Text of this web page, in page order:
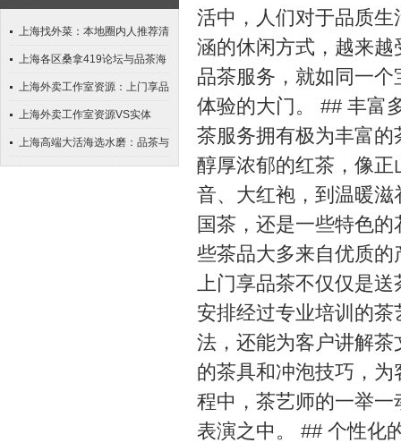
上海找外菜：本地圈内人推荐清
单_96
上海各区桑拿419论坛与品茶海
选工作室测评_75
上海外卖工作室资源：上门享品
茶的宝藏库
上海外卖工作室资源VS实体
店：价格谁更实惠？
上海高端大活海选水磨：品茶与
SPA的融合，身心双重放松的秘
活中，人们对于品质
涵的休闲方式，越来
品茶服务，就如同一
体验的大门。 ## 丰富
茶服务拥有极为丰富
醇厚浓郁的红茶，像
音、大红袍，到温暖
国茶，还是一些特色
些茶品大多来自优质
上门享品茶不仅仅是
安排经过专业培训的
法，还能为客户讲解
的茶具和冲泡技巧，
程中，茶艺师的一举
表演之中。 ## 个性化